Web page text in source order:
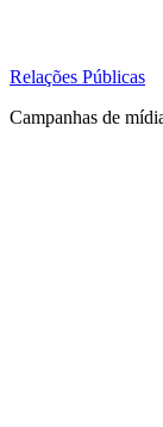
Relações Públicas
Campanhas de